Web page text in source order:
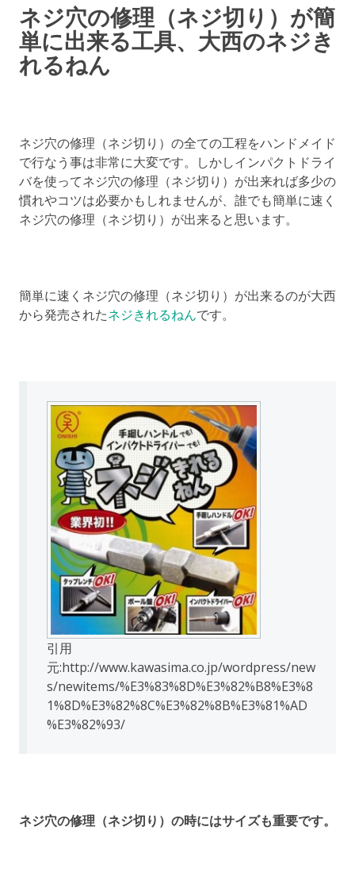
ネジ穴の修理（ネジ切り）が簡
単に出来る工具、大西のネジき
れるねん
ネジ穴の修理（ネジ切り）の全ての工程をハンドメイド
で行なう事は非常に大変です。しかしインパクトドライ
バを使ってネジ穴の修理（ネジ切り）が出来れば多少の
慣れやコツは必要かもしれませんが、誰でも簡単に速く
ネジ穴の修理（ネジ切り）が出来ると思います。
簡単に速くネジ穴の修理（ネジ切り）が出来るのが大西
から発売されたネジきれるねんです。
引用
元:http://www.kawasima.co.jp/wordpress/new
s/newitems/%E3%83%8D%E3%82%B8%E3%8
1%8D%E3%82%8C%E3%82%8B%E3%81%AD
%E3%82%93/
ネジ穴の修理（ネジ切り）の時にはサイズも重要です。